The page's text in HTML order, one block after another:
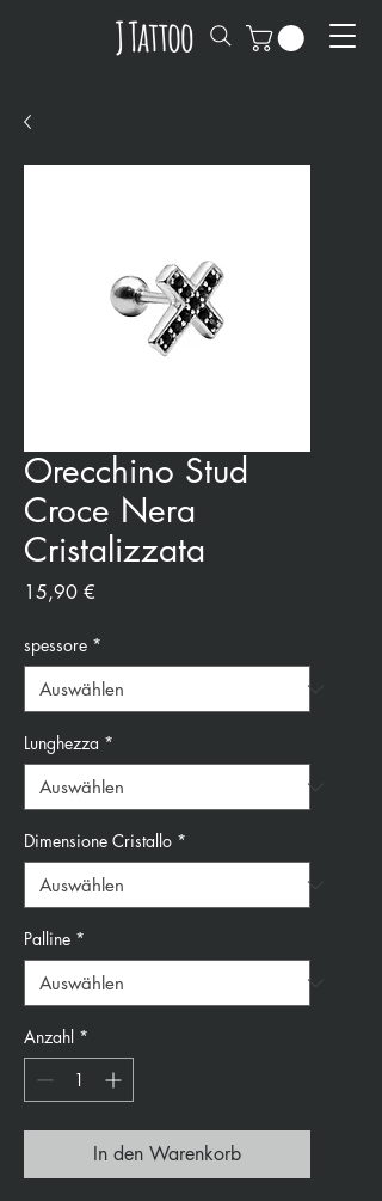
Orecchino Stud
Croce Nera
Cristalizzata
15,90 €
spessore *
Lunghezza *
Dimensione Cristallo *
Palline *
Anzahl *
In den Warenkorb